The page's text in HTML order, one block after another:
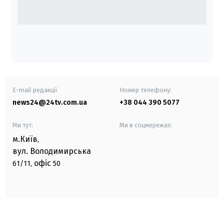
E-mail редакції
news24@24tv.com.ua
Номер телефону:
+38 044 390 5077
Ми тут:
м.Київ,
вул. Володимирська
61/11, офіс 50
Ми в соцмережах: